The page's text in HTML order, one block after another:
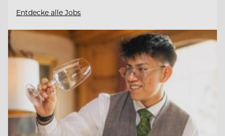
Entdecke alle Jobs